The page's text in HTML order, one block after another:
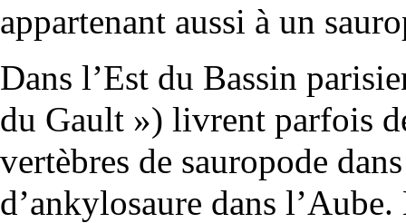
appartenant aussi à un
Dans l’Est du Bassin
du Gault ») livrent parfois
vertèbres de sauropode
d’ankylosaure dans